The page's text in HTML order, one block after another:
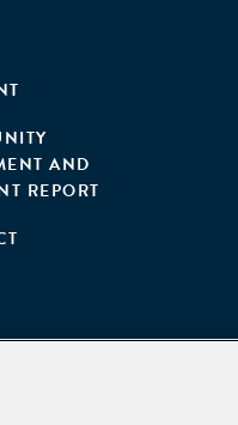
AND
REPORT